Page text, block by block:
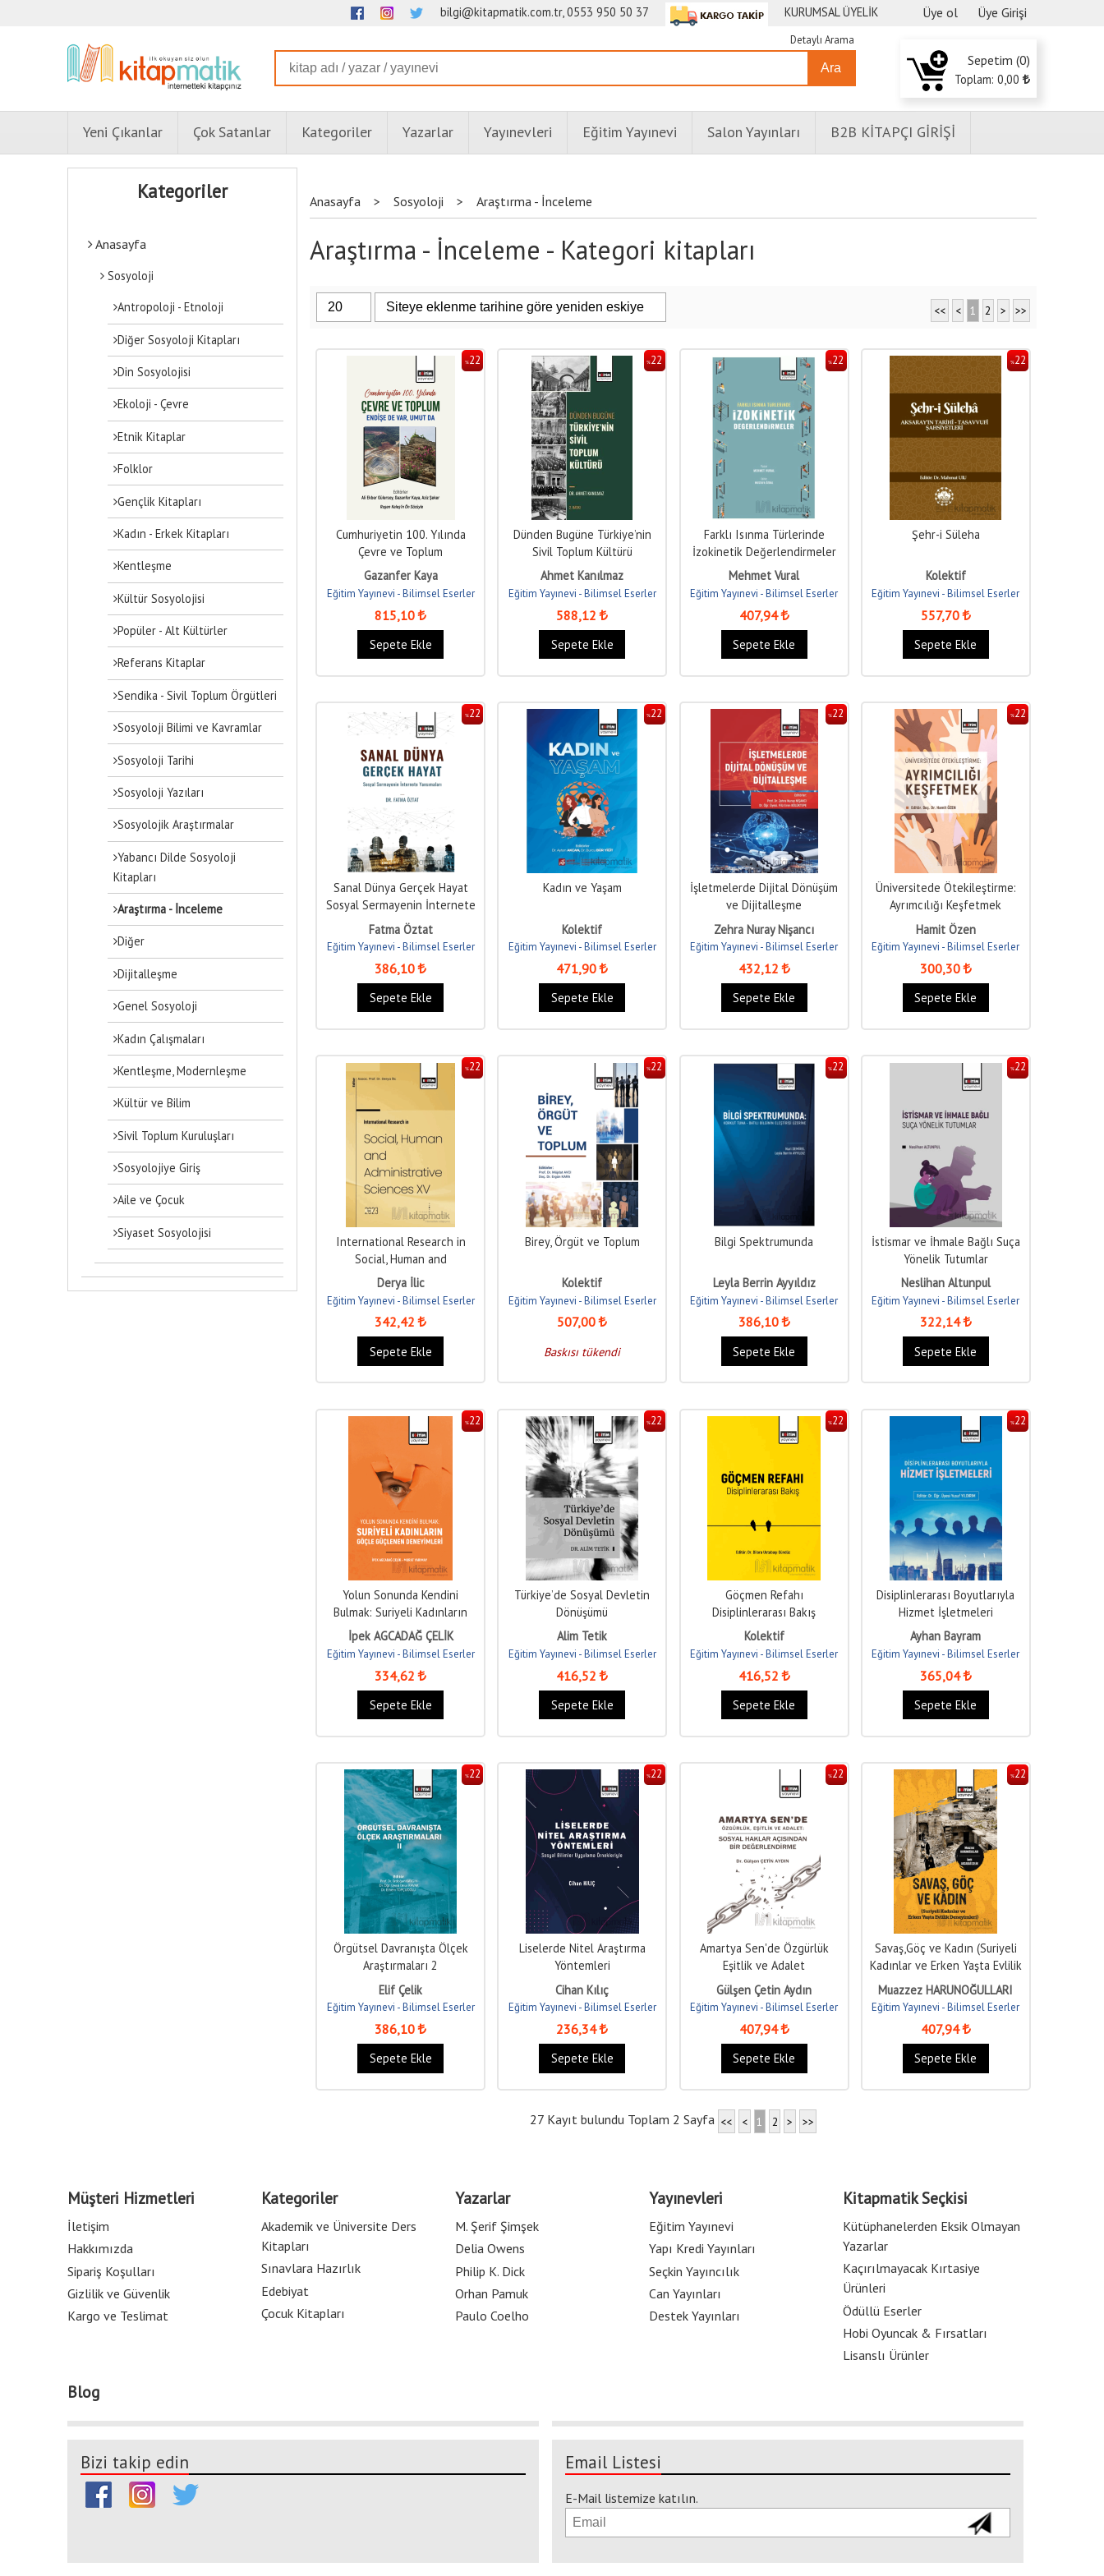
Üye ol Üye Girişi
bilgi@kitapmatik.com.tr, 0553 950 50 37 KURUMSAL ÜYELİK
Ara
Detaylı Arama
Sepetim (0)
Toplam: 0 ,00
Yeni Çıkanlar Çok Satanlar Kategoriler Yazarlar Yayınevleri Eğitim Yayınevi Salon Yayınları B2B KİTAPÇI GİRİŞİ
Kategoriler
Anasayfa
Sosyoloji
Antropoloji - Etnoloji
Diğer Sosyoloji Kitapları
Din Sosyolojisi
Ekoloji - Çevre
Etnik Kitaplar
Folklor
Gençlik Kitapları
Kadın - Erkek Kitapları
Kentleşme
Kültür Sosyolojisi
Popüler - Alt Kültürler
Referans Kitaplar
Sendika - Sivil Toplum Örgütleri
Sosyoloji Bilimi ve Kavramlar
Sosyoloji Tarihi
Sosyoloji Yazıları
Sosyolojik Araştırmalar
Yabancı Dilde Sosyoloji
Kitapları
Araştırma - İnceleme
Diğer
Dijitalleşme
Genel Sosyoloji
Kadın Çalışmaları
Kentleşme, Modernleşme
Kültür ve Bilim
Sivil Toplum Kuruluşları
Sosyolojiye Giriş
Aile ve Çocuk
Siyaset Sosyolojisi
Anasayfa > Sosyoloji > Araştırma - İnceleme
Araştırma - İnceleme - Kategori kitapları
<< < 1 2 > >>
%22
Cumhuriyetin 100. Yılında
Çevre ve Toplum
Gazanfer Kaya
Eğitim Yayınevi - Bilimsel Eserler
815,10
Sepete Ekle
%22
Dünden Bugüne Türkiye’nin
Sivil Toplum Kültürü
Ahmet Kanılmaz
Eğitim Yayınevi - Bilimsel Eserler
588,12
Sepete Ekle
%22
Farklı Isınma Türlerinde
İzokinetik Değerlendirmeler
Mehmet Vural
Eğitim Yayınevi - Bilimsel Eserler
407,94
Sepete Ekle
%22
Şehr-i Süleha
Kolektif
Eğitim Yayınevi - Bilimsel Eserler
557,70
Sepete Ekle
%22
Sanal Dünya Gerçek Hayat
Sosyal Sermayenin İnternete
Yansımaları
Fatma Öztat
Eğitim Yayınevi - Bilimsel Eserler
386,10
Sepete Ekle
%22
Kadın ve Yaşam
Kolektif
Eğitim Yayınevi - Bilimsel Eserler
471,90
Sepete Ekle
%22
İşletmelerde Dijital Dönüşüm
ve Dijitalleşme
Zehra Nuray Nişancı
Eğitim Yayınevi - Bilimsel Eserler
432,12
Sepete Ekle
%22
Üniversitede Ötekileştirme:
Ayrımcılığı Keşfetmek
Hamit Özen
Eğitim Yayınevi - Bilimsel Eserler
300,30
Sepete Ekle
%22
International Research in
Social, Human and
Administrative Sciences XV
Derya İlic
Eğitim Yayınevi - Bilimsel Eserler
342,42
Sepete Ekle
%22
Birey, Örgüt ve Toplum
Kolektif
Eğitim Yayınevi - Bilimsel Eserler
507,00
Baskısı tükendi
%22
Bilgi Spektrumunda
Leyla Berrin Ayyıldız
Eğitim Yayınevi - Bilimsel Eserler
386,10
Sepete Ekle
%22
İstismar ve İhmale Bağlı Suça
Yönelik Tutumlar
Neslihan Altunpul
Eğitim Yayınevi - Bilimsel Eserler
322,14
Sepete Ekle
%22
Yolun Sonunda Kendini
Bulmak: Suriyeli Kadınların
Göçle Güçlenen...
İpek AGCADAĞ ÇELİK
Eğitim Yayınevi - Bilimsel Eserler
334,62
Sepete Ekle
%22
Türkiye’de Sosyal Devletin
Dönüşümü
Alim Tetik
Eğitim Yayınevi - Bilimsel Eserler
416,52
Sepete Ekle
%22
Göçmen Refahı
Disiplinlerarası Bakış
Kolektif
Eğitim Yayınevi - Bilimsel Eserler
416,52
Sepete Ekle
%22
Disiplinlerarası Boyutlarıyla
Hizmet İşletmeleri
Ayhan Bayram
Eğitim Yayınevi - Bilimsel Eserler
365,04
Sepete Ekle
%22
Örgütsel Davranışta Ölçek
Araştırmaları 2
Elif Çelik
Eğitim Yayınevi - Bilimsel Eserler
386,10
Sepete Ekle
%22
Liselerde Nitel Araştırma
Yöntemleri
Cihan Kılıç
Eğitim Yayınevi - Bilimsel Eserler
236,34
Sepete Ekle
%22
Amartya Sen'de Özgürlük
Eşitlik ve Adalet
Gülşen Çetin Aydın
Eğitim Yayınevi - Bilimsel Eserler
407,94
Sepete Ekle
%22
Savaş,Göç ve Kadın (Suriyeli
Kadınlar ve Erken Yaşta Evlilik
Deneyimleri)
Muazzez HARUNOĞULLARI
Eğitim Yayınevi - Bilimsel Eserler
407,94
Sepete Ekle
27 Kayıt bulundu Toplam 2 Sayfa << < 1 2 > >>
Müşteri Hizmetleri
İletişim
Hakkımızda
Sipariş Koşulları
Gizlilik ve Güvenlik
Kargo ve Teslimat
Kategoriler
Akademik ve Üniversite Ders
Kitapları
Sınavlara Hazırlık
Edebiyat
Çocuk Kitapları
Yazarlar
M. Şerif Şimşek
Delia Owens
Philip K. Dick
Orhan Pamuk
Paulo Coelho
Yayınevleri
Eğitim Yayınevi
Yapı Kredi Yayınları
Seçkin Yayıncılık
Can Yayınları
Destek Yayınları
Kitapmatik Seçkisi
Kütüphanelerden Eksik Olmayan
Yazarlar
Kaçırılmayacak Kırtasiye
Ürünleri
Ödüllü Eserler
Hobi Oyuncak & Fırsatları
Lisanslı Ürünler
Blog
Bizi takip edin Email Listesi
E-Mail listemize katılın.